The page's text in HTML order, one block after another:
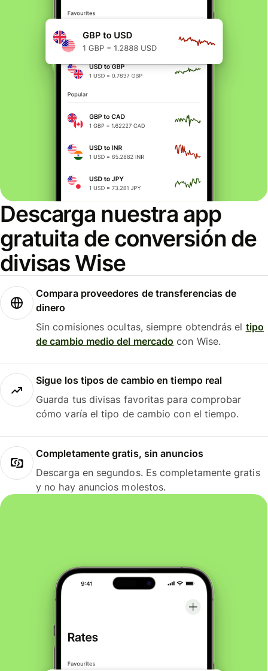
Descarga nuestra app
gratuita de conversión de
divisas Wise
Compara proveedores de transferencias de
dinero
Sin comisiones ocultas, siempre obtendrás el tipo
de cambio medio del mercado con Wise.
Sigue los tipos de cambio en tiempo real
Guarda tus divisas favoritas para comprobar
cómo varía el tipo de cambio con el tiempo.
Completamente gratis, sin anuncios
Descarga en segundos. Es completamente gratis
y no hay anuncios molestos.